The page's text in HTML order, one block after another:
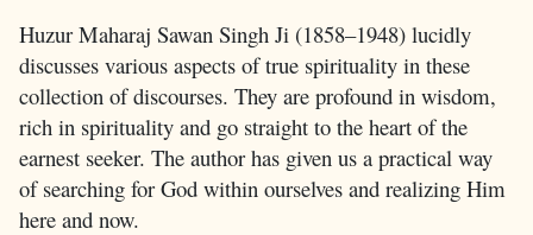
Huzur Maharaj Sawan Singh Ji (1858–1948) lucidly
discusses various aspects of true spirituality in these
collection of discourses. They are profound in wisdom,
rich in spirituality and go straight to the heart of the
earnest seeker. The author has given us a practical way
of searching for God within ourselves and realizing Him
here and now.